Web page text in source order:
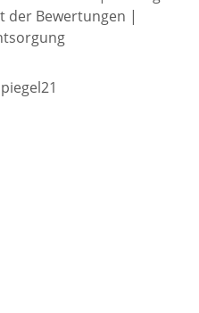
der Bewertungen |